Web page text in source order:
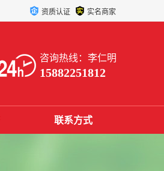
资质认证 实名商家
咨询热线：李仁明
15882251812
联系方式